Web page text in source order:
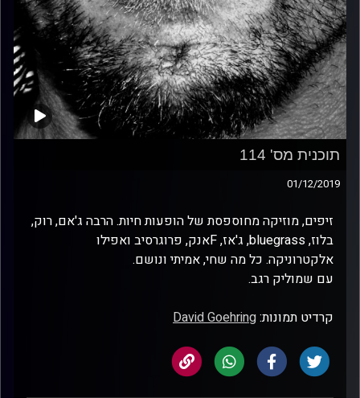
תוכנית מס' 114
01/12/2019
זיפים, מוזיקה מחוספסת של הופעות חיות. הרבה ג'אם, רוק,
בלוז, bluegrass, ג'אז, Fאנק, פרוגרסיב ואפילו
אלקטרוניקה. כל מה שחי, אמיתי ונושם.
עם שמוליק רגב.
קרדיט תמונות:David Goehring